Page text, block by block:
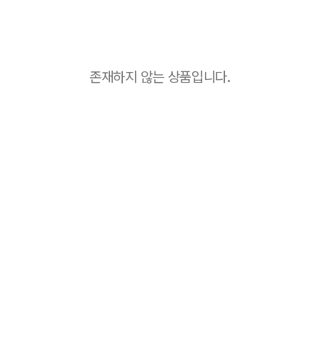
존재하지 않는 상품입니다.